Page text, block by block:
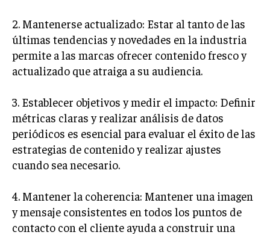
Infórmate aquí.
2. Mantenerse actualizado: Estar al tanto de las
últimas tendencias y novedades en la industria
permite a las marcas ofrecer contenido fresco y
actualizado que atraiga a su audiencia.
3. Establecer objetivos y medir el impacto: Definir
métricas claras y realizar análisis de datos
periódicos es esencial para evaluar el éxito de las
estrategias de contenido y realizar ajustes
cuando sea necesario.
4. Mantener la coherencia: Mantener una imagen
y mensaje consistentes en todos los puntos de
contacto con el cliente ayuda a construir una